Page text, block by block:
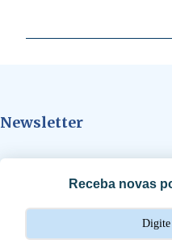
á
s
Newsletter
Receba novas